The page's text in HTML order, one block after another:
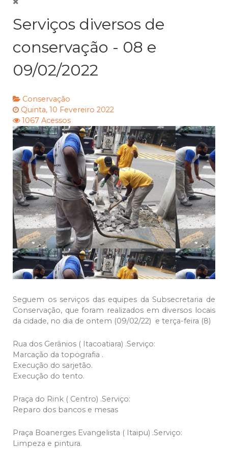
Serviços diversos de
conservação - 08 e
09/02/2022
Conservação
Quinta, 10 Fevereiro 2022
1067 Acessos
Seguem os serviços das equipes da Subsecretaria de
Conservação, que foram realizados em diversos locais
da cidade, no dia de ontem (09/02/22) e terça-feira (8)
Rua dos Gerânios ( Itacoatiara) .Serviço:
Marcação da topografia .
Execução do sarjetão.
Execução do tento.
Praça do Rink ( Centro) .Serviço:
Reparo dos bancos e mesas
Praça Boanerges Evangelista ( Itaipu) .Serviço:
Limpeza e pintura.